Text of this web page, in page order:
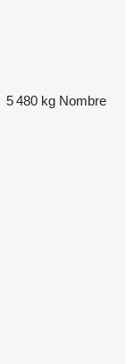
5 480 kg Nombre